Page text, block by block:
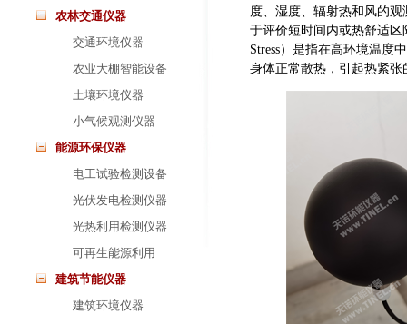
农林交通仪器
交通环境仪器
农业大棚智能设备
土壤环境仪器
小气候观测仪器
能源环保仪器
电工试验检测设备
光伏发电检测仪器
光热利用检测仪器
可再生能源利用
建筑节能仪器
建筑环境仪器
度、湿度、辐射热和风的
于评价短时间内或热舒适
Stress）是指在高环境温度
身体正常散热，引起热紧张